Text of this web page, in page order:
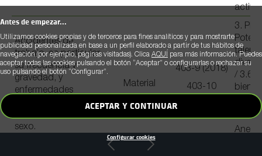
Accidentes de
trabajo, en particular
su frecuencia y
gravedad, y
enfermedades
sexo.
Material
403-9 (2018)
403-10
(2018)
3.
/ 3.6
Antes de empezar...
Utilizamos cookies propias y de terceros para fines analíticos y para mostrarte
publicidad personalizada en base a un perfil elaborado a partir de tus hábitos de
navegación (por ejemplo, páginas visitadas). Clica AQUÍ para más información. Puedes
aceptar todas las cookies pulsando el botón “Aceptar” o configurarlas o rechazar su
uso pulsando el botón “Configurar”.
ACEPTAR Y CONTINUAR
Configurar cookies